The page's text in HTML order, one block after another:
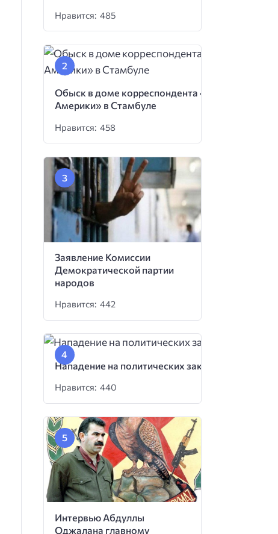
Нравится: 485
Обыск в доме корреспондента «Голоса
Америки» в Стамбуле
Нравится: 458
Заявление Комиссии
Демократической партии
народов
Нравится: 442
Нападение на политических заключенных
Нравится: 440
Интервью Абдуллы
Оджалана главному